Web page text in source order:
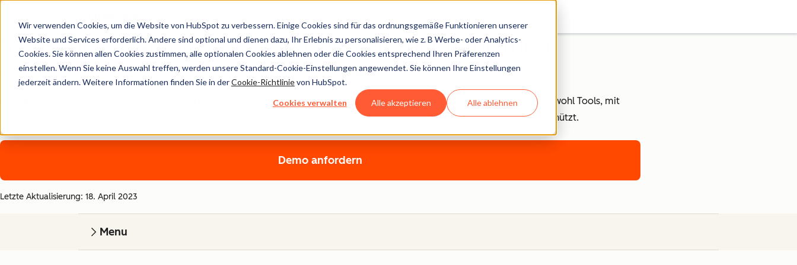
Wir verwenden Cookies, um die Website von HubSpot zu verbessern. Einige Cookies sind für das ordnungsgemäße Funktionieren unserer
Website und Services erforderlich. Andere sind optional und dienen dazu, Ihr Erlebnis zu personalisieren, wie z. B Werbe- oder Analytics-
Cookies. Sie können allen Cookies zustimmen, alle optionalen Cookies ablehnen oder die Cookies entsprechend Ihren Präferenzen
einstellen. Wenn Sie keine Auswahl treffen, werden unsere Standard-Cookie-Einstellungen angewendet. Sie können Ihre Einstellungen
jederzeit ändern. Weitere Informationen finden Sie in derCookie-Richtlinievon HubSpot.
Cookies verwalten Alle akzeptieren Alle ablehnen
Sicherheit, Datenschutzund Kontroll-mechanismen
Ihr Unternehmen basiert auf Vertrauen, deshalb ist HubSpot auch die richtige Wahl für Sie.
HubSpot betrachtet die Bereiche Datensicherheit, -schutz und -kontrolle ganzheitlich. Deshalb bietet jedes unserer Produkte sowohl Tools, mit
denen Ihre Teams mühelos Compliance-Anforderungen erfüllen können, als auch eine Sicherheitsinfrastruktur, die Ihre Daten schützt.
Demo anfordern
Letzte Aktualisierung: 18. April 2023
Menu